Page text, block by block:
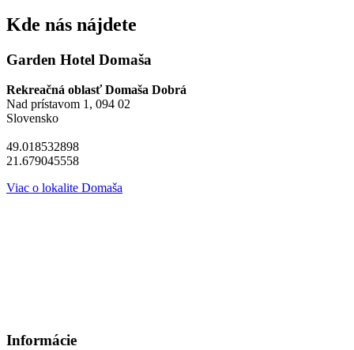
Kde nás nájdete
Garden Hotel Domaša
Rekreačná oblasť Domaša Dobrá
Nad prístavom 1, 094 02
Slovensko
49.018532898
21.679045558
Viac o lokalite Domaša
Informácie